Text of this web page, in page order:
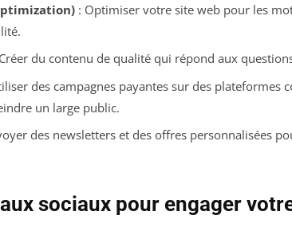
: Optimiser votre site web pour les
du contenu de qualité qui répond aux
des campagnes payantes sur des plateformes
un large public.
des newsletters et des offres personnalisées
sociaux pour engager